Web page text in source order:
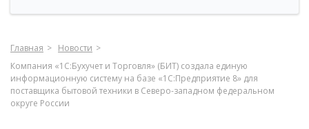
Главная
Новости
Компания «1С:Бухучет и Торговля» (БИТ) создала единую
информационную систему на базе «1С:Предприятие 8» для
поставщика бытовой техники в Северо-западном федеральном
округе России